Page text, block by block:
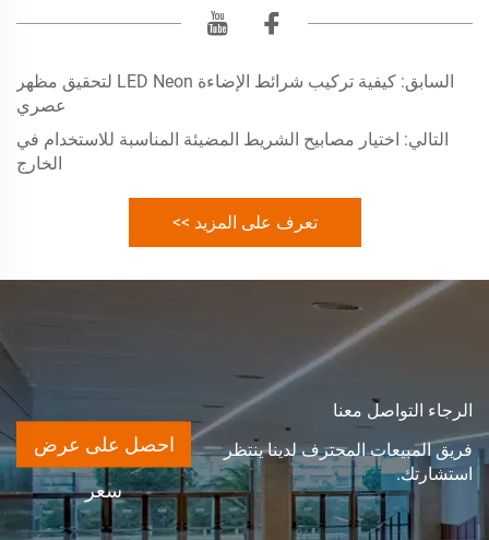
السابق:
كيفية تركيب شرائط الإضاءة LED Neon لتحقيق مظهر
عصري
التالي:اختيار مصابيح الشريط المضيئة المناسبة للاستخدام في
الخارج
تعرف على المزيد >>
الرجاء التواصل معنا
فريق المبيعات المحترف لدينا ينتظر
استشارتك.
احصل على عرض
سعر